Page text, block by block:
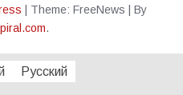
Theme: FreeNews
By
.
Русский